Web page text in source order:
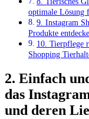
⁤optimale Lösung
9. Instagram
Produkte
10. Tierpflege
Shopping
2. Einfach
das⁤
und deren